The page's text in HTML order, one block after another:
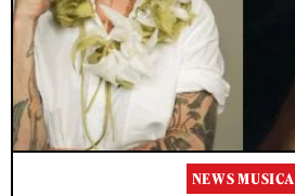
NEWS MUSICA